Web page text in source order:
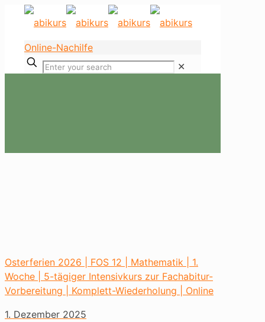
Online-Nachilfe
✕
Osterferien 2026 | FOS 12 | Mathematik | 1.
Woche | 5-tägiger Intensivkurs zur Fachabitur-
Vorbereitung | Komplett-Wiederholung | Online
1. Dezember 2025